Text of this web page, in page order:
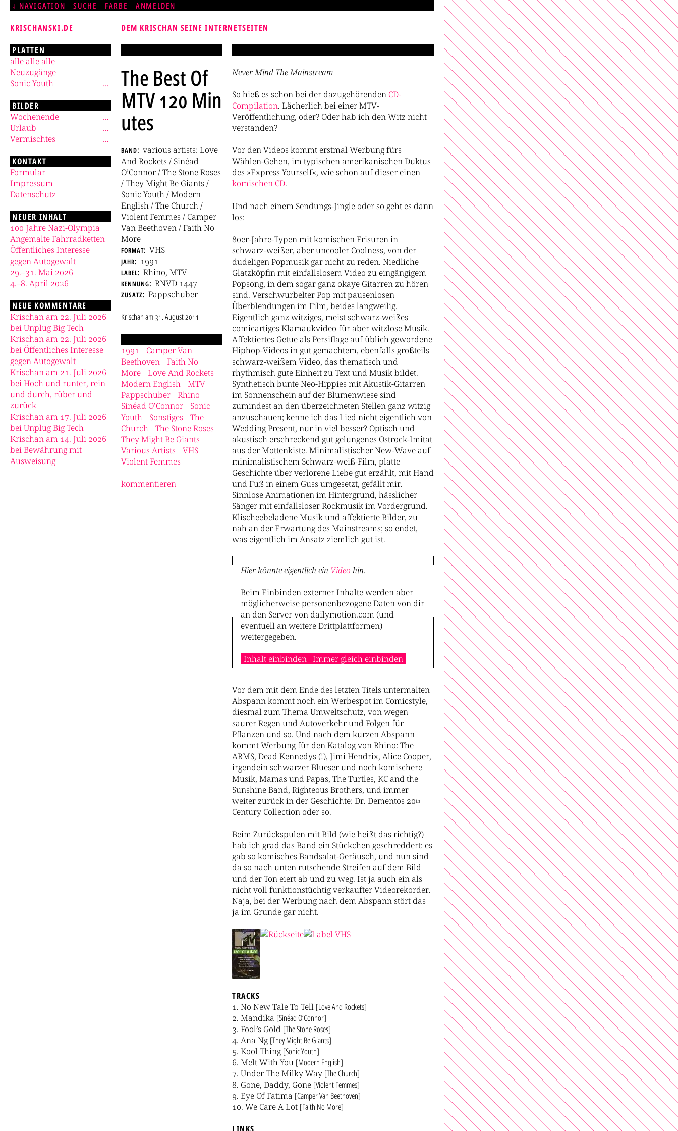
NAVIGATION SUCHE FARBE ANMELDEN
KRISCHANSKI.DE DEM KRISCHAN SEINE INTERNETSEITEN
The Best Of
MTV 120 Min
utes
band various artists: Love
And Rockets / Sinéad
O’Connor / The Stone Roses
/ They Might Be Giants /
Sonic Youth / Modern
English / The Church /
Violent Femmes / Camper
Van Beethoven / Faith No
More
format VHS
jahr 1991
label Rhino, MTV
kennung RNVD 1447
zusatz Pappschuber
Krischanam31. August 2011
Never Mind The Mainstream
So hieß es schon bei der dazugehörenden CD-
Compilation. Lächerlich bei einer MTV-
Veröffentlichung, oder? Oder hab ich den Witz nicht
verstanden?
Vor den Videos kommt erstmal Werbung fürs
Wählen-Gehen, im typischen amerikanischen Duktus
des »Express Yourself«, wie schon auf dieser einen
komischen CD.
Und nach einem Sendungs-Jingle oder so geht es dann
los:
80er-Jahre-Typen mit komischen Frisuren in
schwarz-weißer, aber uncooler Coolness, von der
dudeligen Popmusik gar nicht zu reden. Niedliche
Glatzköpfin mit einfallslosem Video zu eingängigem
Popsong, in dem sogar ganz okaye Gitarren zu hören
sind. Verschwurbelter Pop mit pausenlosen
Überblendungen im Film, beides langweilig.
Eigentlich ganz witziges, meist schwarz-weißes
comicartiges Klamaukvideo für aber witzlose Musik.
Affektiertes Getue als Persiflage auf üblich gewordene
Hiphop-Videos in gut gemachtem, ebenfalls großteils
schwarz-weißem Video, das thematisch und
rhythmisch gute Einheit zu Text und Musik bildet.
Synthetisch bunte Neo-Hippies mit Akustik-Gitarren
im Sonnenschein auf der Blumenwiese sind
zumindest an den überzeichneten Stellen ganz witzig
anzuschauen; kenne ich das Lied nicht eigentlich von
Wedding Present, nur in viel besser? Optisch und
akustisch erschreckend gut gelungenes Ostrock-Imitat
aus der Mottenkiste. Minimalistischer New-Wave auf
minimalistischem Schwarz-weiß-Film, platte
Geschichte über verlorene Liebe gut erzählt, mit Hand
und Fuß in einem Guss umgesetzt, gefällt mir.
Sinnlose Animationen im Hintergrund, hässlicher
Sänger mit einfallsloser Rockmusik im Vordergrund.
Klischeebeladene Musik und affektierte Bilder, zu
nah an der Erwartung des Mainstreams; so endet,
was eigentlich im Ansatz ziemlich gut ist.
Hier könnte eigentlich ein Video hin.
Beim Einbinden externer Inhalte werden aber
möglicherweise personenbezogene Daten von dir
an den Server von dailymotion.com (und
eventuell an weitere Drittplattformen)
weitergegeben.
Inhalt einbinden Immer gleich einbinden
Vor dem mit dem Ende des letzten Titels untermalten
Abspann kommt noch ein Werbespot im Comicstyle,
diesmal zum Thema Umweltschutz, von wegen
saurer Regen und Autoverkehr und Folgen für
Pflanzen und so. Und nach dem kurzen Abspann
kommt Werbung für den Katalog von Rhino: The
ARMS, Dead Kennedys (!), Jimi Hendrix, Alice Cooper,
irgendein schwarzer Blueser und noch komischere
Musik, Mamas und Papas, The Turtles, KC and the
Sunshine Band, Righteous Brothers, und immer
weiter zurück in der Geschichte: Dr. Dementos 20th
Century Collection oder so.
Beim Zurückspulen mit Bild (wie heißt das richtig?)
hab ich grad das Band ein Stückchen geschreddert: es
gab so komisches Bandsalat-Geräusch, und nun sind
da so nach unten rutschende Streifen auf dem Bild
und der Ton eiert ab und zu weg. Ist ja auch ein als
nicht voll funktionstüchtig verkaufter Videorekorder.
Naja, bei der Werbung nach dem Abspann stört das
ja im Grunde gar nicht.
TRACKS
No New Tale To Tell [Love And Rockets]
Mandika [Sinéad O’Connor]
Fool’s Gold [The Stone Roses]
Ana Ng [They Might Be Giants]
Kool Thing [Sonic Youth]
Melt With You [Modern English]
Under The Milky Way [The Church]
Gone, Daddy, Gone [Violent Femmes]
Eye Of Fatima [Camper Van Beethoven]
We Care A Lot [Faith No More]
1991
Camper Van
Beethoven
Faith No
More
Love And Rockets
Modern English
MTV
Pappschuber
Rhino
Sinéad O’Connor
Sonic
Youth
Sonstiges
The
Church
The Stone Roses
They Might Be Giants
Various Artists
VHS
Violent Femmes
kommentieren
PLATTEN
alle alle alle
Neuzugänge
Sonic Youth
BILDER
Wochenende
Urlaub
Vermischtes
KONTAKT
Formular
Impressum
Datenschutz
NEUER INHALT
100 Jahre Nazi-Olympia
Angemalte Fahrradketten
Öffentliches Interesse
gegen Autogewalt
29.–31. Mai 2026
4.–8. April 2026
NEUE KOMMENTARE
Krischan am 22. Juli 2026
bei Unplug Big Tech
Krischan am 22. Juli 2026
bei Öffentliches Interesse
gegen Autogewalt
Krischan am 21. Juli 2026
bei Hoch und runter, rein
und durch, rüber und
zurück
Krischan am 17. Juli 2026
bei Unplug Big Tech
Krischan am 14. Juli 2026
bei Bewährung mit
Ausweisung